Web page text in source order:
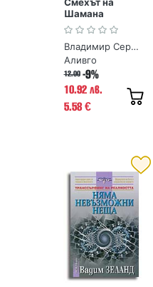
Шамана
Владимир Серкин
Аливго
12.00 -9%
10.92 лв.
5.58€